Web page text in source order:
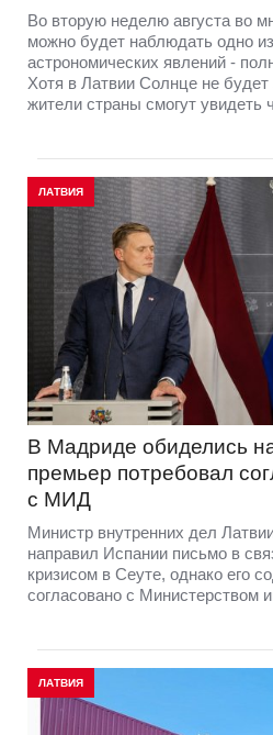
Во вторую неделю августа во
можно будет наблюдать одно
астрономических явлений -
Хотя в Латвии Солнце не
жители страны смогут увидеть
ЛАТВИЯ
В Мадриде обиделись
премьер потребовал
с МИД
Министр внутренних дел
направил Испании письмо в
кризисом в Сеуте, однако его
согласовано с Министерством
ЛАТВИЯ